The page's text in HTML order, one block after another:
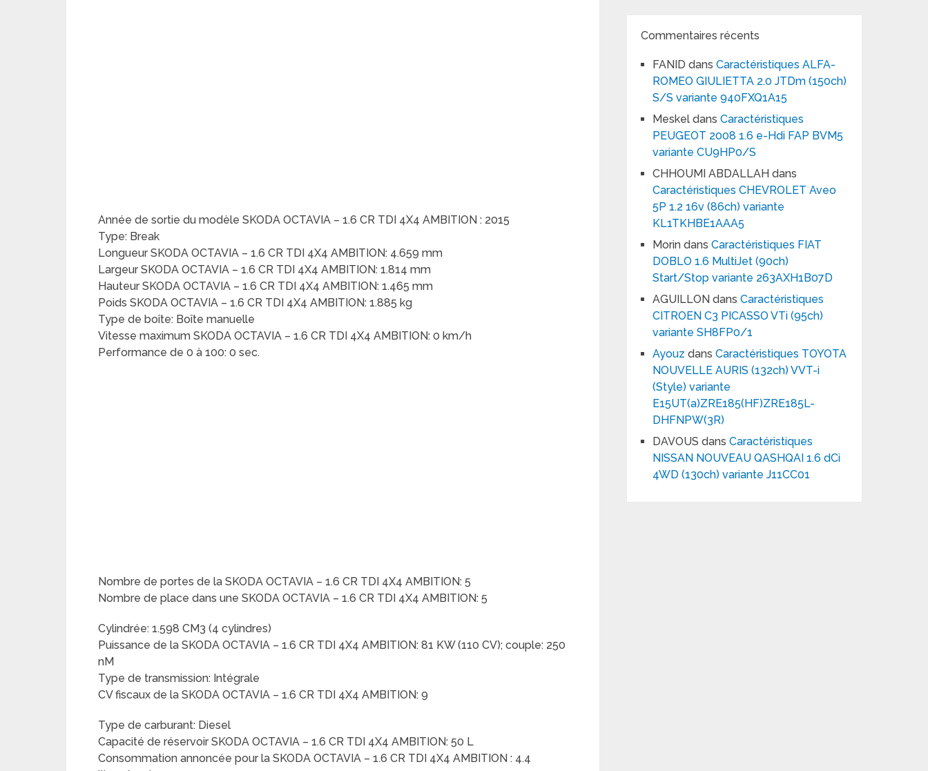
Année de sortie du modèle SKODA OCTAVIA – 1.6 CR TDI 4X4 AMBITION : 2015
Type: Break
Longueur SKODA OCTAVIA – 1.6 CR TDI 4X4 AMBITION: 4.659 mm
Largeur SKODA OCTAVIA – 1.6 CR TDI 4X4 AMBITION: 1.814 mm
Hauteur SKODA OCTAVIA – 1.6 CR TDI 4X4 AMBITION: 1.465 mm
Poids SKODA OCTAVIA – 1.6 CR TDI 4X4 AMBITION: 1.885 kg
Type de boîte: Boîte manuelle
Vitesse maximum SKODA OCTAVIA – 1.6 CR TDI 4X4 AMBITION: 0 km/h
Performance de 0 à 100: 0 sec.
Nombre de portes de la SKODA OCTAVIA – 1.6 CR TDI 4X4 AMBITION: 5
Nombre de place dans une SKODA OCTAVIA – 1.6 CR TDI 4X4 AMBITION: 5
Cylindrée: 1.598 CM3 (4 cylindres)
Puissance de la SKODA OCTAVIA – 1.6 CR TDI 4X4 AMBITION: 81 KW (110 CV); couple: 250
nM
Type de transmission: Intégrale
CV fiscaux de la SKODA OCTAVIA – 1.6 CR TDI 4X4 AMBITION: 9
Type de carburant: Diesel
Capacité de réservoir SKODA OCTAVIA – 1.6 CR TDI 4X4 AMBITION: 50 L
Consommation annoncée pour la SKODA OCTAVIA – 1.6 CR TDI 4X4 AMBITION : 4.4
Commentaires récents
FANID dansCaractéristiques ALFA-
ROMEO GIULIETTA 2.0 JTDm (150ch)
S/S variante 940FXQ1A15
Meskel dansCaractéristiques
PEUGEOT 2008 1.6 e-Hdi FAP BVM5
variante CU9HP0/S
CHHOUMI ABDALLAH dans
Caractéristiques CHEVROLET Aveo
5P 1.2 16v (86ch) variante
KL1TKHBE1AAA5
Morin dansCaractéristiques FIAT
DOBLO 1.6 MultiJet (90ch)
Start/Stop variante 263AXH1B07D
AGUILLON dansCaractéristiques
CITROEN C3 PICASSO VTi (95ch)
variante SH8FP0/1
Ayouz dansCaractéristiques TOYOTA
NOUVELLE AURIS (132ch) VVT-i
(Style) variante
E15UT(a)ZRE185(HF)ZRE185L-
DHFNPW(3R)
DAVOUS dansCaractéristiques
NISSAN NOUVEAU QASHQAI 1.6 dCi
4WD (130ch) variante J11CC01